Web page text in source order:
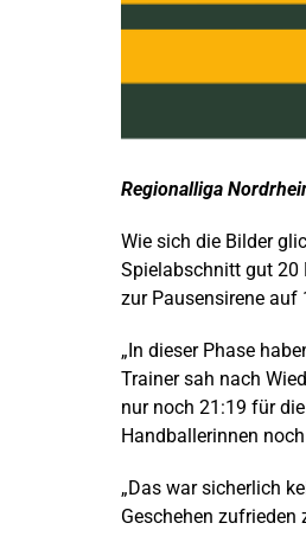
Regionalliga
Wie sich die Bilder
Spielabschnitt gut 20
zur Pausensirene auf
„In dieser Phase
Trainer sah nach
nur noch 21:19 für
Handballerinnen
„Das war sicherlich
Geschehen zufrieden